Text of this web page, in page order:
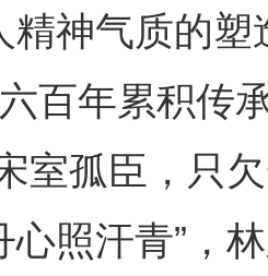
气质的塑
百年累积传
室孤臣，只
心照汗青”，